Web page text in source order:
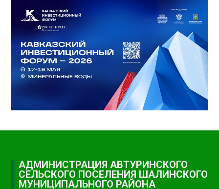
АДМИНИСТРАЦИЯ АВТУРИНСКОГО
СЕЛЬСКОГО ПОСЕЛЕНИЯ ШАЛИНСКОГО
МУНИЦИПАЛЬНОГО РАЙОНА